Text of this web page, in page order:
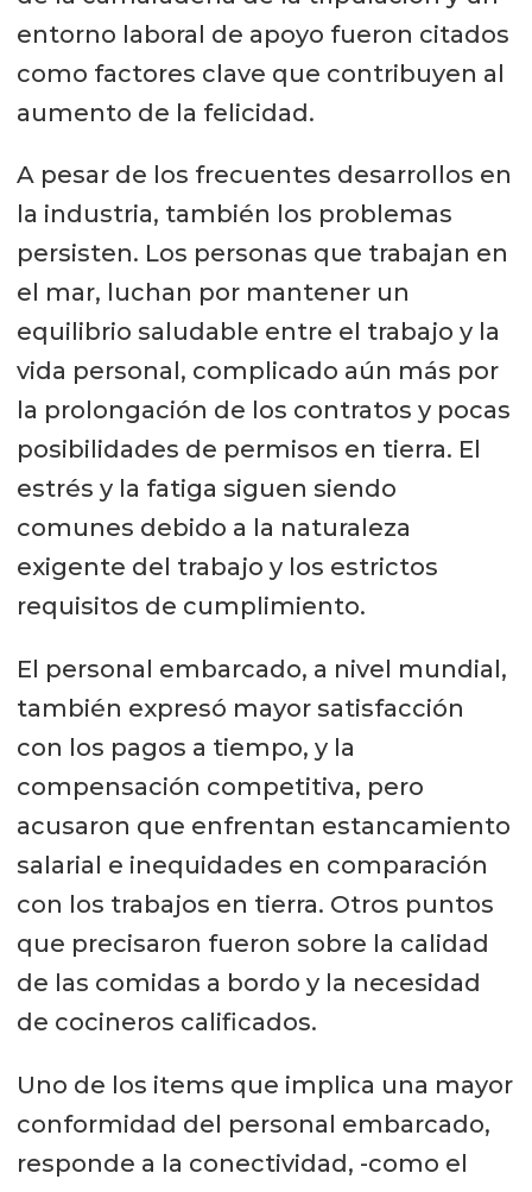
entorno laboral de apoyo fueron citados
como factores clave que contribuyen al
aumento de la felicidad.
A pesar de los frecuentes desarrollos en
la industria, también los problemas
persisten. Los personas que trabajan en
el mar, luchan por mantener un
equilibrio saludable entre el trabajo y la
vida personal, complicado aún más por
la prolongación de los contratos y pocas
posibilidades de permisos en tierra. El
estrés y la fatiga siguen siendo
comunes debido a la naturaleza
exigente del trabajo y los estrictos
requisitos de cumplimiento.
El personal embarcado, a nivel mundial,
también expresó mayor satisfacción
con los pagos a tiempo, y la
compensación competitiva, pero
acusaron que enfrentan estancamiento
salarial e inequidades en comparación
con los trabajos en tierra. Otros puntos
que precisaron fueron sobre la calidad
de las comidas a bordo y la necesidad
de cocineros calificados.
Uno de los items que implica una mayor
conformidad del personal embarcado,
responde a la conectividad, -como el